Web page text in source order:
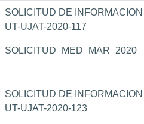
SOLICITUD DE INFORMACION
UT-UJAT-2020-117
SOLICITUD_MED_MAR_2020
SOLICITUD DE INFORMACION
UT-UJAT-2020-123